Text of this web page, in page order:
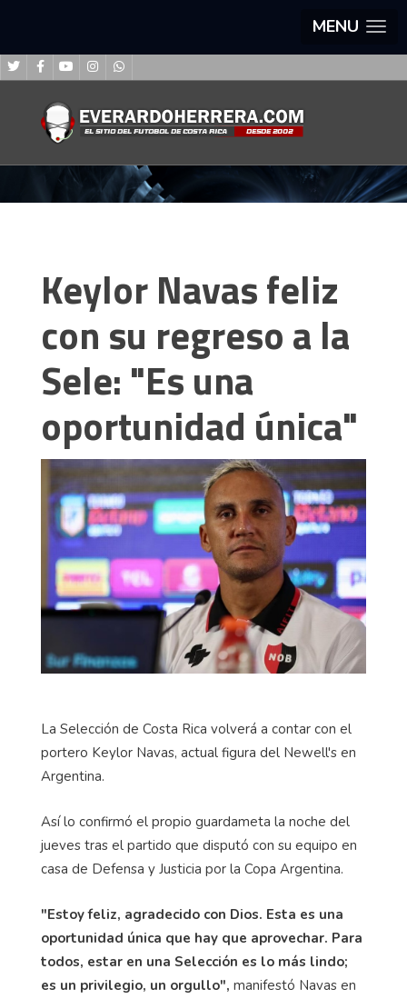
MENU
Keylor Navas feliz
con su regreso a la
Sele: "Es una
oportunidad única"
La Selección de Costa Rica volverá a contar con el
portero Keylor Navas, actual figura del Newell's en
Argentina.
Así lo confirmó el propio guardameta la noche del
jueves tras el partido que disputó con su equipo en
casa de Defensa y Justicia por la Copa Argentina.
"Estoy feliz, agradecido con Dios. Esta es una
oportunidad única que hay que aprovechar. Para
todos, estar en una Selección es lo más lindo;
es un privilegio, un orgullo", manifestó Navas en